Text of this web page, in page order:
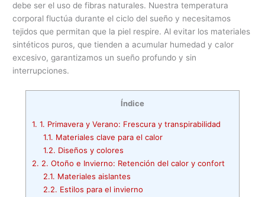
debe ser el uso de fibras naturales. Nuestra temperatura
corporal fluctúa durante el ciclo del sueño y necesitamos
tejidos que permitan que la piel respire. Al evitar los materiales
sintéticos puros, que tienden a acumular humedad y calor
excesivo, garantizamos un sueño profundo y sin
interrupciones.
Índice
1. 1. Primavera y Verano: Frescura y transpirabilidad
1.1. Materiales clave para el calor
1.2. Diseños y colores
2. 2. Otoño e Invierno: Retención del calor y confort
2.1. Materiales aislantes
2.2. Estilos para el invierno